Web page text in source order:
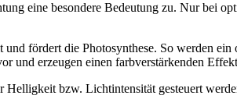
eine besondere Bedeutung zu. Nur bei
fördert die Photosynthese. So werden ein
und erzeugen einen farbverstärkenden
bzw. Lichtintensität gesteuert